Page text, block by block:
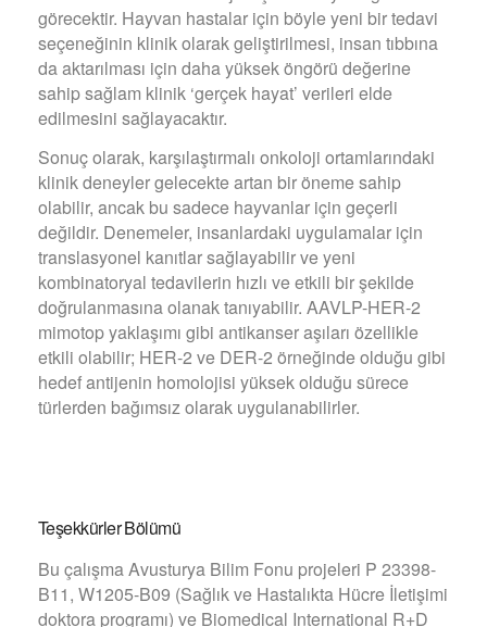
görecektir. Hayvan hastalar için böyle yeni bir tedavi
seçeneğinin klinik olarak geliştirilmesi, insan tıbbına
da aktarılması için daha yüksek öngörü değerine
sahip sağlam klinik ‘gerçek hayat’ verileri elde
edilmesini sağlayacaktır.
Sonuç olarak, karşılaştırmalı onkoloji ortamlarındaki
klinik deneyler gelecekte artan bir öneme sahip
olabilir, ancak bu sadece hayvanlar için geçerli
değildir. Denemeler, insanlardaki uygulamalar için
translasyonel kanıtlar sağlayabilir ve yeni
kombinatoryal tedavilerin hızlı ve etkili bir şekilde
doğrulanmasına olanak tanıyabilir. AAVLP-HER-2
mimotop yaklaşımı gibi antikanser aşıları özellikle
etkili olabilir; HER-2 ve DER-2 örneğinde olduğu gibi
hedef antijenin homolojisi yüksek olduğu sürece
türlerden bağımsız olarak uygulanabilirler.
Teşekkürler Bölümü
Bu çalışma Avusturya Bilim Fonu projeleri P 23398-
B11, W1205-B09 (Sağlık ve Hastalıkta Hücre İletişimi
doktora programı) ve Biomedical International R+D